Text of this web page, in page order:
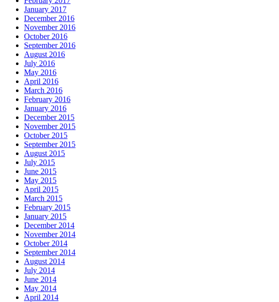
January 2017
December 2016
November 2016
October 2016
September 2016
August 2016
July 2016
May 2016
April 2016
March 2016
February 2016
January 2016
December 2015
November 2015
October 2015
September 2015
August 2015
July 2015
June 2015
May 2015
April 2015
March 2015
February 2015
January 2015
December 2014
November 2014
October 2014
September 2014
August 2014
July 2014
June 2014
May 2014
April 2014